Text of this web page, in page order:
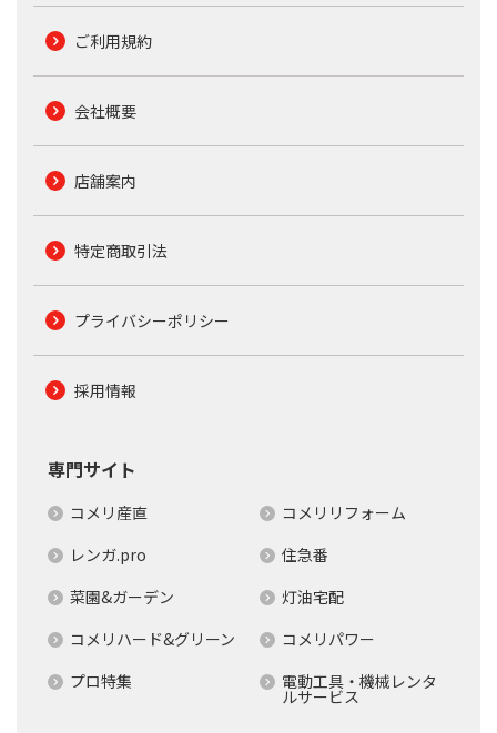
ご利用規約
会社概要
店舗案内
特定商取引法
プライバシーポリシー
採用情報
専門サイト
コメリ産直
コメリリフォーム
レンガ.pro
住急番
菜園&ガーデン
灯油宅配
コメリハード&グリーン
コメリパワー
プロ特集
電動工具・機械レンタ
ルサービス